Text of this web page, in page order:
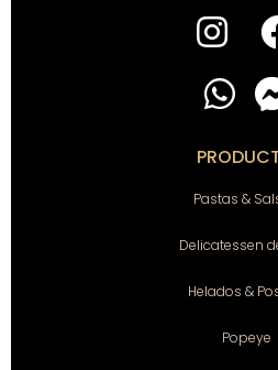
Pastas &
Delicatessen
Helados &
Popeye